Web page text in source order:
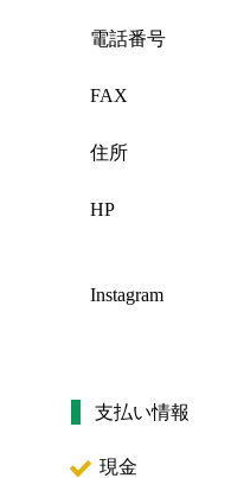
電話番号
FAX
住所
HP
Instagram
支払い情報
現金